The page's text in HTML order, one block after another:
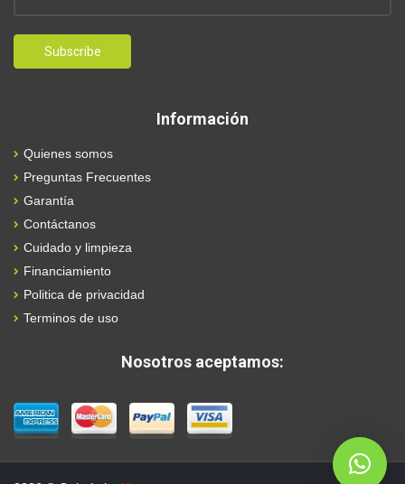
Información
Quienes somos
Preguntas Frecuentes
Garantía
Contáctanos
Cuidado y limpieza
Financiamiento
Politica de privacidad
Terminos de uso
Nosotros aceptamos: